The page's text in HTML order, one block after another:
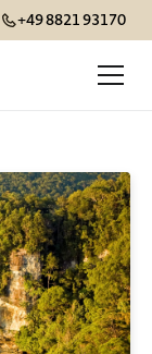
+49 8821 93170